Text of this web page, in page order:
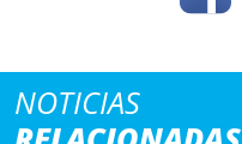
NOTICIAS